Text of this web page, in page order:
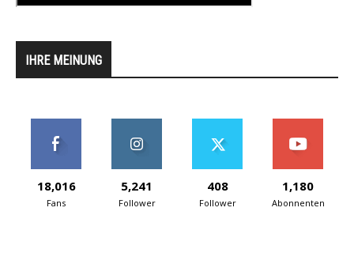
IHRE MEINUNG
18,016
Fans
5,241
Follower
408
Follower
1,180
Abonnenten